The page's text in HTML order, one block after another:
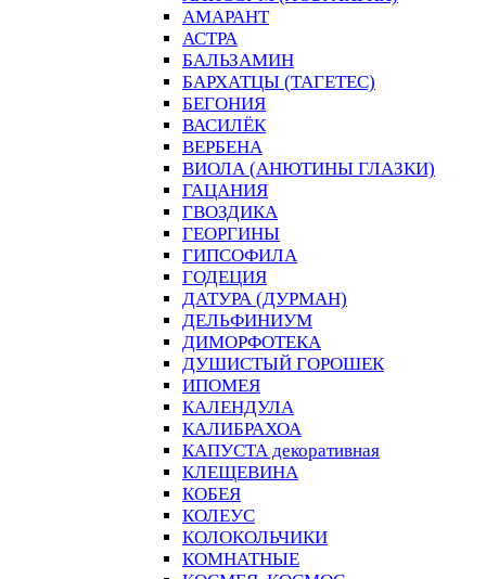
АМАРАНТ
АСТРА
БАЛЬЗАМИН
БАРХАТЦЫ (ТАГЕТЕС)
БЕГОНИЯ
ВАСИЛЁК
ВЕРБЕНА
ВИОЛА (АНЮТИНЫ ГЛАЗКИ)
ГАЦАНИЯ
ГВОЗДИКА
ГЕОРГИНЫ
ГИПСОФИЛА
ГОДЕЦИЯ
ДАТУРА (ДУРМАН)
ДЕЛЬФИНИУМ
ДИМОРФОТЕКА
ДУШИСТЫЙ ГОРОШЕК
ИПОМЕЯ
КАЛЕНДУЛА
КАЛИБРАХОА
КАПУСТА декоративная
КЛЕЩЕВИНА
КОБЕЯ
КОЛЕУС
КОЛОКОЛЬЧИКИ
КОМНАТНЫЕ